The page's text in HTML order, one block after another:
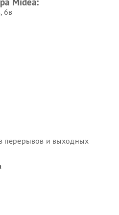
Midea
6в
перерывов и выходных